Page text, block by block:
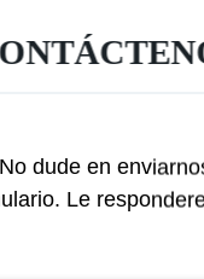
No dude en
Le